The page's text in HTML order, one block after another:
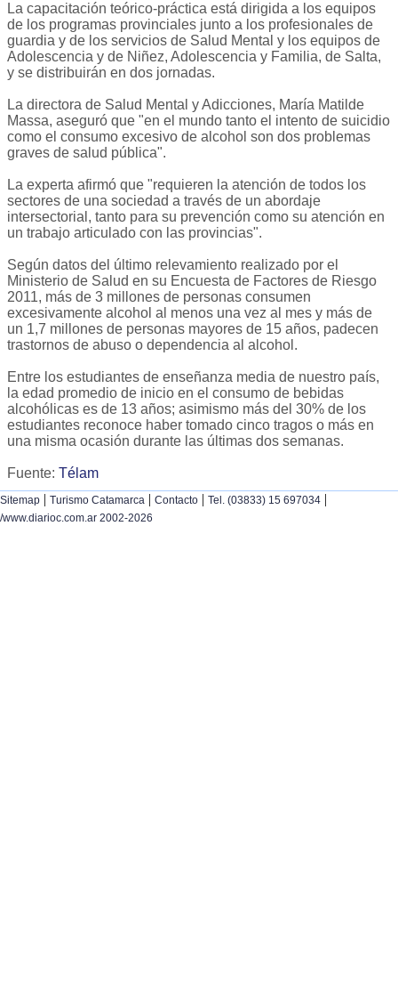
La capacitación teórico-práctica está dirigida a los equipos
de los programas provinciales junto a los profesionales de
guardia y de los servicios de Salud Mental y los equipos de
Adolescencia y de Niñez, Adolescencia y Familia, de Salta,
y se distribuirán en dos jornadas.
La directora de Salud Mental y Adicciones, María Matilde
Massa, aseguró que "en el mundo tanto el intento de suicidio
como el consumo excesivo de alcohol son dos problemas
graves de salud pública".
La experta afirmó que "requieren la atención de todos los
sectores de una sociedad a través de un abordaje
intersectorial, tanto para su prevención como su atención en
un trabajo articulado con las provincias".
Según datos del último relevamiento realizado por el
Ministerio de Salud en su Encuesta de Factores de Riesgo
2011, más de 3 millones de personas consumen
excesivamente alcohol al menos una vez al mes y más de
un 1,7 millones de personas mayores de 15 años, padecen
trastornos de abuso o dependencia al alcohol.
Entre los estudiantes de enseñanza media de nuestro país,
la edad promedio de inicio en el consumo de bebidas
alcohólicas es de 13 años; asimismo más del 30% de los
estudiantes reconoce haber tomado cinco tragos o más en
una misma ocasión durante las últimas dos semanas.
Fuente: Télam
Sitemap | Turismo Catamarca | Contacto | Tel. (03833) 15 697034 |
/www.diarioc.com.ar 2002-2026